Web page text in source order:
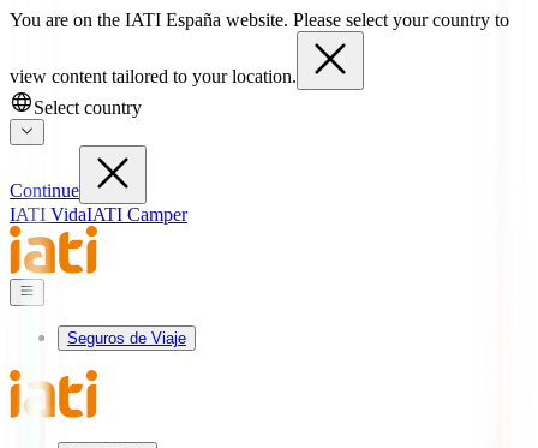
You are on the IATI España website. Please select your country to
view content tailored to your location.
Select country
Continue
IATI VidaIATI Camper
Seguros de Viaje